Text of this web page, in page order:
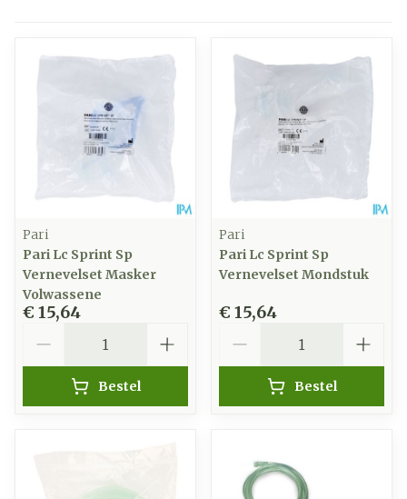
Pari
Pari Lc Sprint Sp
Vernevelset Masker
Volwassene
€ 15,64
Bestel
Pari
Pari Lc Sprint Sp
Vernevelset Mondstuk
€ 15,64
Bestel